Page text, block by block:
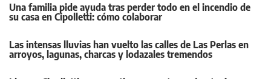
Una familia pide ayuda tras perder todo en el incendio de
su casa en Cipolletti: cómo colaborar
Las intensas lluvias han vuelto las calles de Las Perlas en
arroyos, lagunas, charcas y lodazales tremendos